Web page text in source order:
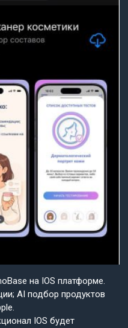
на IOS платформе.
AI подбор продуктов
IOS будет